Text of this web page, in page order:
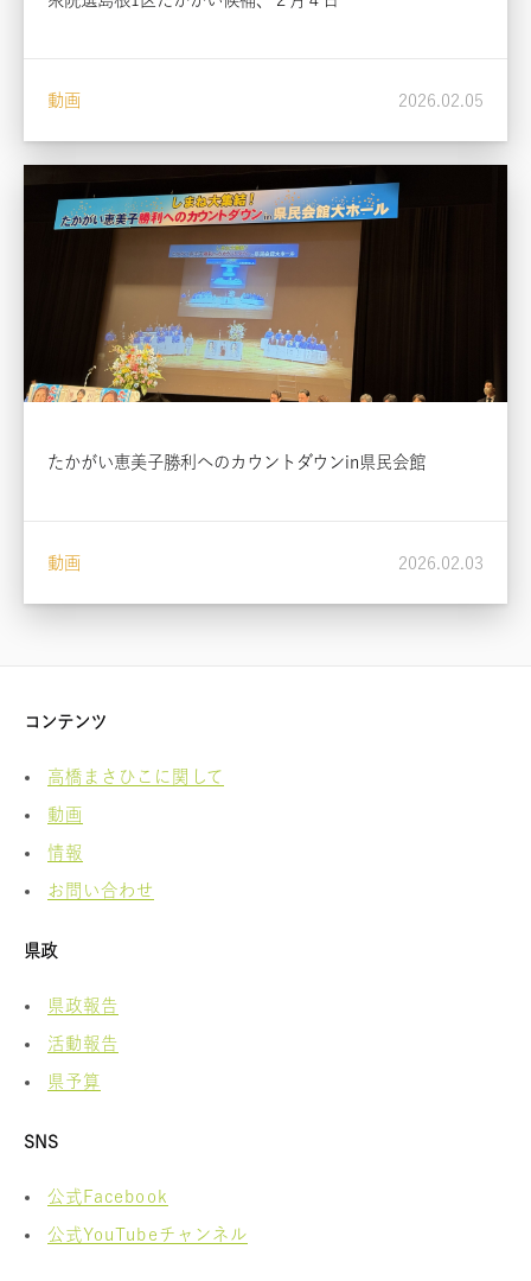
動画 2026.02.05
たかがい恵美子勝利へのカウントダウンin県民会館
動画 2026.02.03
コンテンツ
高橋まさひこに関して
動画
情報
お問い合わせ
県政
県政報告
活動報告
県予算
SNS
公式Facebook
公式YouTubeチャンネル